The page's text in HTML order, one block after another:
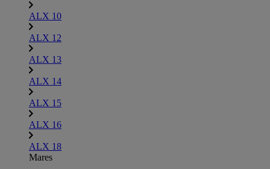
ALX 10
ALX 12
ALX 13
ALX 14
ALX 15
ALX 16
ALX 18
Mares